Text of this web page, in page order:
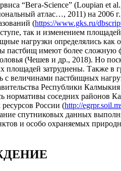
“Вега-Science” (Loupian
атлас…, 2011) на 2006
(https://www.gks.ru/
так и изменением
нагрузки определялись
пастбищ имеют более сложную
(Чешев и др., 2018). Но
площадей затруднены. Также
с величинами пастбищных
Республики
нормативы соседних районов
России (http://
спутниковых данных
и особо охраняемых